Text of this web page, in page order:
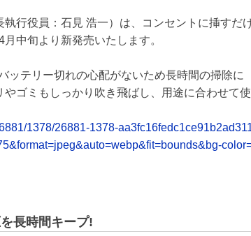
行役員：石見 浩一）は、コンセントに挿すだ
中旬より新発売いたします。
ッテリー切れの心配がないため長時間の掃除に
ゴミもしっかり吹き飛ばし、用途に合わせて使
1378/26881-1378-
長時間キープ!